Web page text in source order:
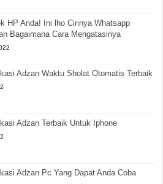
HP Anda! Ini lho Cirinya Whatsapp
Bagaimana Cara Mengatasinya
Adzan Waktu Sholat Otomatis Terbaik
Adzan Terbaik Untuk Iphone
Adzan Pc Yang Dapat Anda Coba